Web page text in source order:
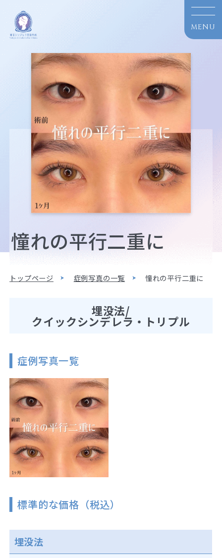
憧れの平行二重に
トップページ 症例写真の一覧 憧れの平行二重に
埋没法/
クイックシンデレラ・トリプル
症例写真一覧
標準的な価格（税込）
埋没法